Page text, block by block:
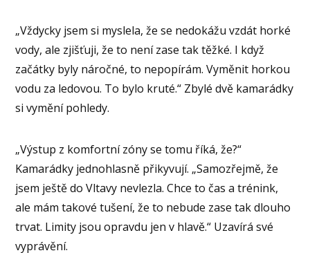
„Vždycky jsem si myslela, že se nedokážu vzdát horké
vody, ale zjišťuji, že to není zase tak těžké. I když
začátky byly náročné, to nepopírám. Vyměnit horkou
vodu za ledovou. To bylo kruté.“ Zbylé dvě kamarádky
si vymění pohledy.
„Výstup z komfortní zóny se tomu říká, že?“
Kamarádky jednohlasně přikyvují. „Samozřejmě, že
jsem ještě do Vltavy nevlezla. Chce to čas a trénink,
ale mám takové tušení, že to nebude zase tak dlouho
trvat. Limity jsou opravdu jen v hlavě.“ Uzavírá své
vyprávění.